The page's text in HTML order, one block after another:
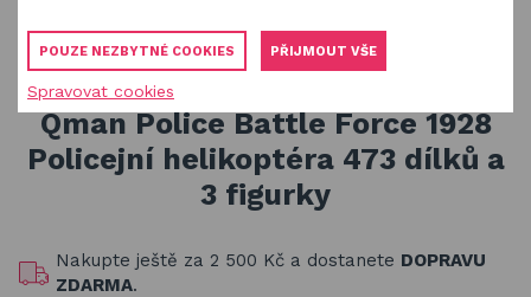
PŘIHLÁSIT
Registrovat
Zapomenuté heslo
Dřevěné hračky pro děti
Stavebnice Qman pro děti
Houpačky a závěsné systémy
Venkovní hry a hračky pro děti
Slackline
Stavebnice Qman pro kluky od 6 let
Qman Police Battle Force 1928 Policejní helikoptéra 473
dílků a 3 figurky
Qman Police Battle Force 1928
Policejní helikoptéra 473 dílků a
3 figurky
Nakupte ještě za 2 500 Kč a dostanete DOPRAVU
ZDARMA.
POUZE NEZBYTNÉ COOKIES PŘIJMOUT VŠE
Spravovat cookies